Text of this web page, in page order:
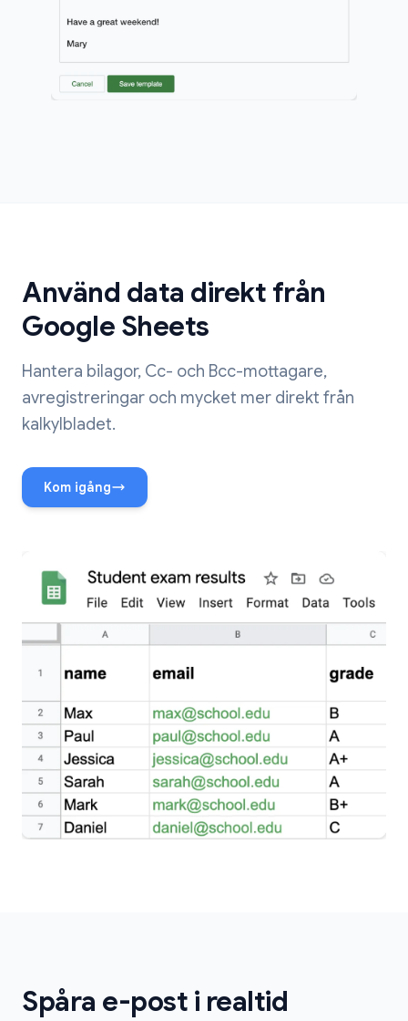
Använd data direkt från
Google Sheets
Hantera bilagor, Cc- och Bcc-mottagare,
avregistreringar och mycket mer direkt från
kalkylbladet.
Kom igång
Spåra e-post i realtid